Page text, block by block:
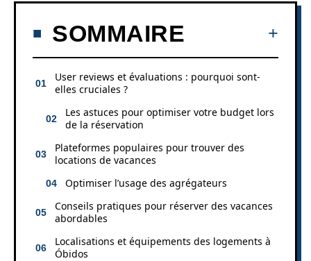
SOMMAIRE
User reviews et évaluations : pourquoi sont-
elles cruciales ?
Les astuces pour optimiser votre budget lors
de la réservation
Plateformes populaires pour trouver des
locations de vacances
Optimiser l’usage des agrégateurs
Conseils pratiques pour réserver des vacances
abordables
Localisations et équipements des logements à
Óbidos